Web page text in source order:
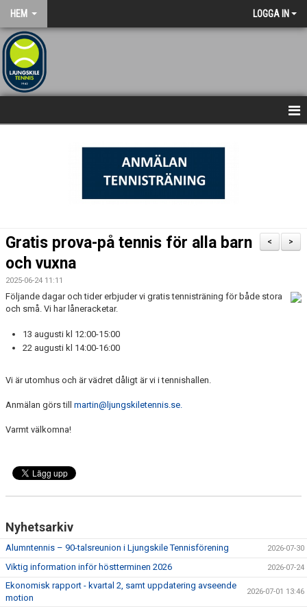
HEM LOGGA IN
>
<
Gratis prova-på tennis för alla barn
och vuxna
2025-06-24 11:11
Följande dagar och tider erbjuder vi gratis tennisträning för både stora
och små. Vi har låneracketar.
13 augusti kl 12:00-15:00
22 augusti kl 14:00-16:00
Vi är utomhus och är vädret dåligt är vi i tennishallen.
Anmälan görs till martin@ljungskiletennis.se.
Varmt välkomna!
Nyhetsarkiv
Alumntennis – 90-talsreunion i Ljungskile Tennisförening 2026-07-30
Viktig information inför höstterminen 2026 2026-07-24
Ekonomisk rapport - kvartal 2, samt uppdatering avseende
motion
2026-07-01 13:46